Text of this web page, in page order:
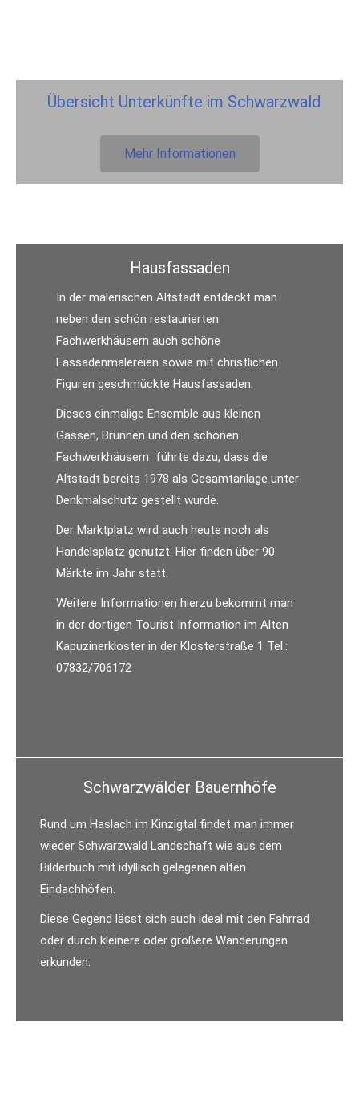
Übersicht Unterkünfte im Schwarzwald
Mehr Informationen
Hausfassaden
In der malerischen Altstadt entdeckt man
neben den schön restaurierten
Fachwerkhäusern auch schöne
Fassadenmalereien sowie mit christlichen
Figuren geschmückte Hausfassaden.
Dieses einmalige Ensemble aus kleinen
Gassen, Brunnen und den schönen
Fachwerkhäusern führte dazu, dass die
Altstadt bereits 1978 als Gesamtanlage unter
Denkmalschutz gestellt wurde.
Der Marktplatz wird auch heute noch als
Handelsplatz genutzt. Hier finden über 90
Märkte im Jahr statt.
Weitere Informationen hierzu bekommt man
in der dortigen Tourist Information im Alten
Kapuzinerkloster in der Klosterstraße 1 Tel.:
07832/706172
Schwarzwälder Bauernhöfe
Rund um Haslach im Kinzigtal findet man immer
wieder Schwarzwald Landschaft wie aus dem
Bilderbuch mit idyllisch gelegenen alten
Eindachhöfen.
Diese Gegend lässt sich auch ideal mit den Fahrrad
oder durch kleinere oder größere Wanderungen
erkunden.